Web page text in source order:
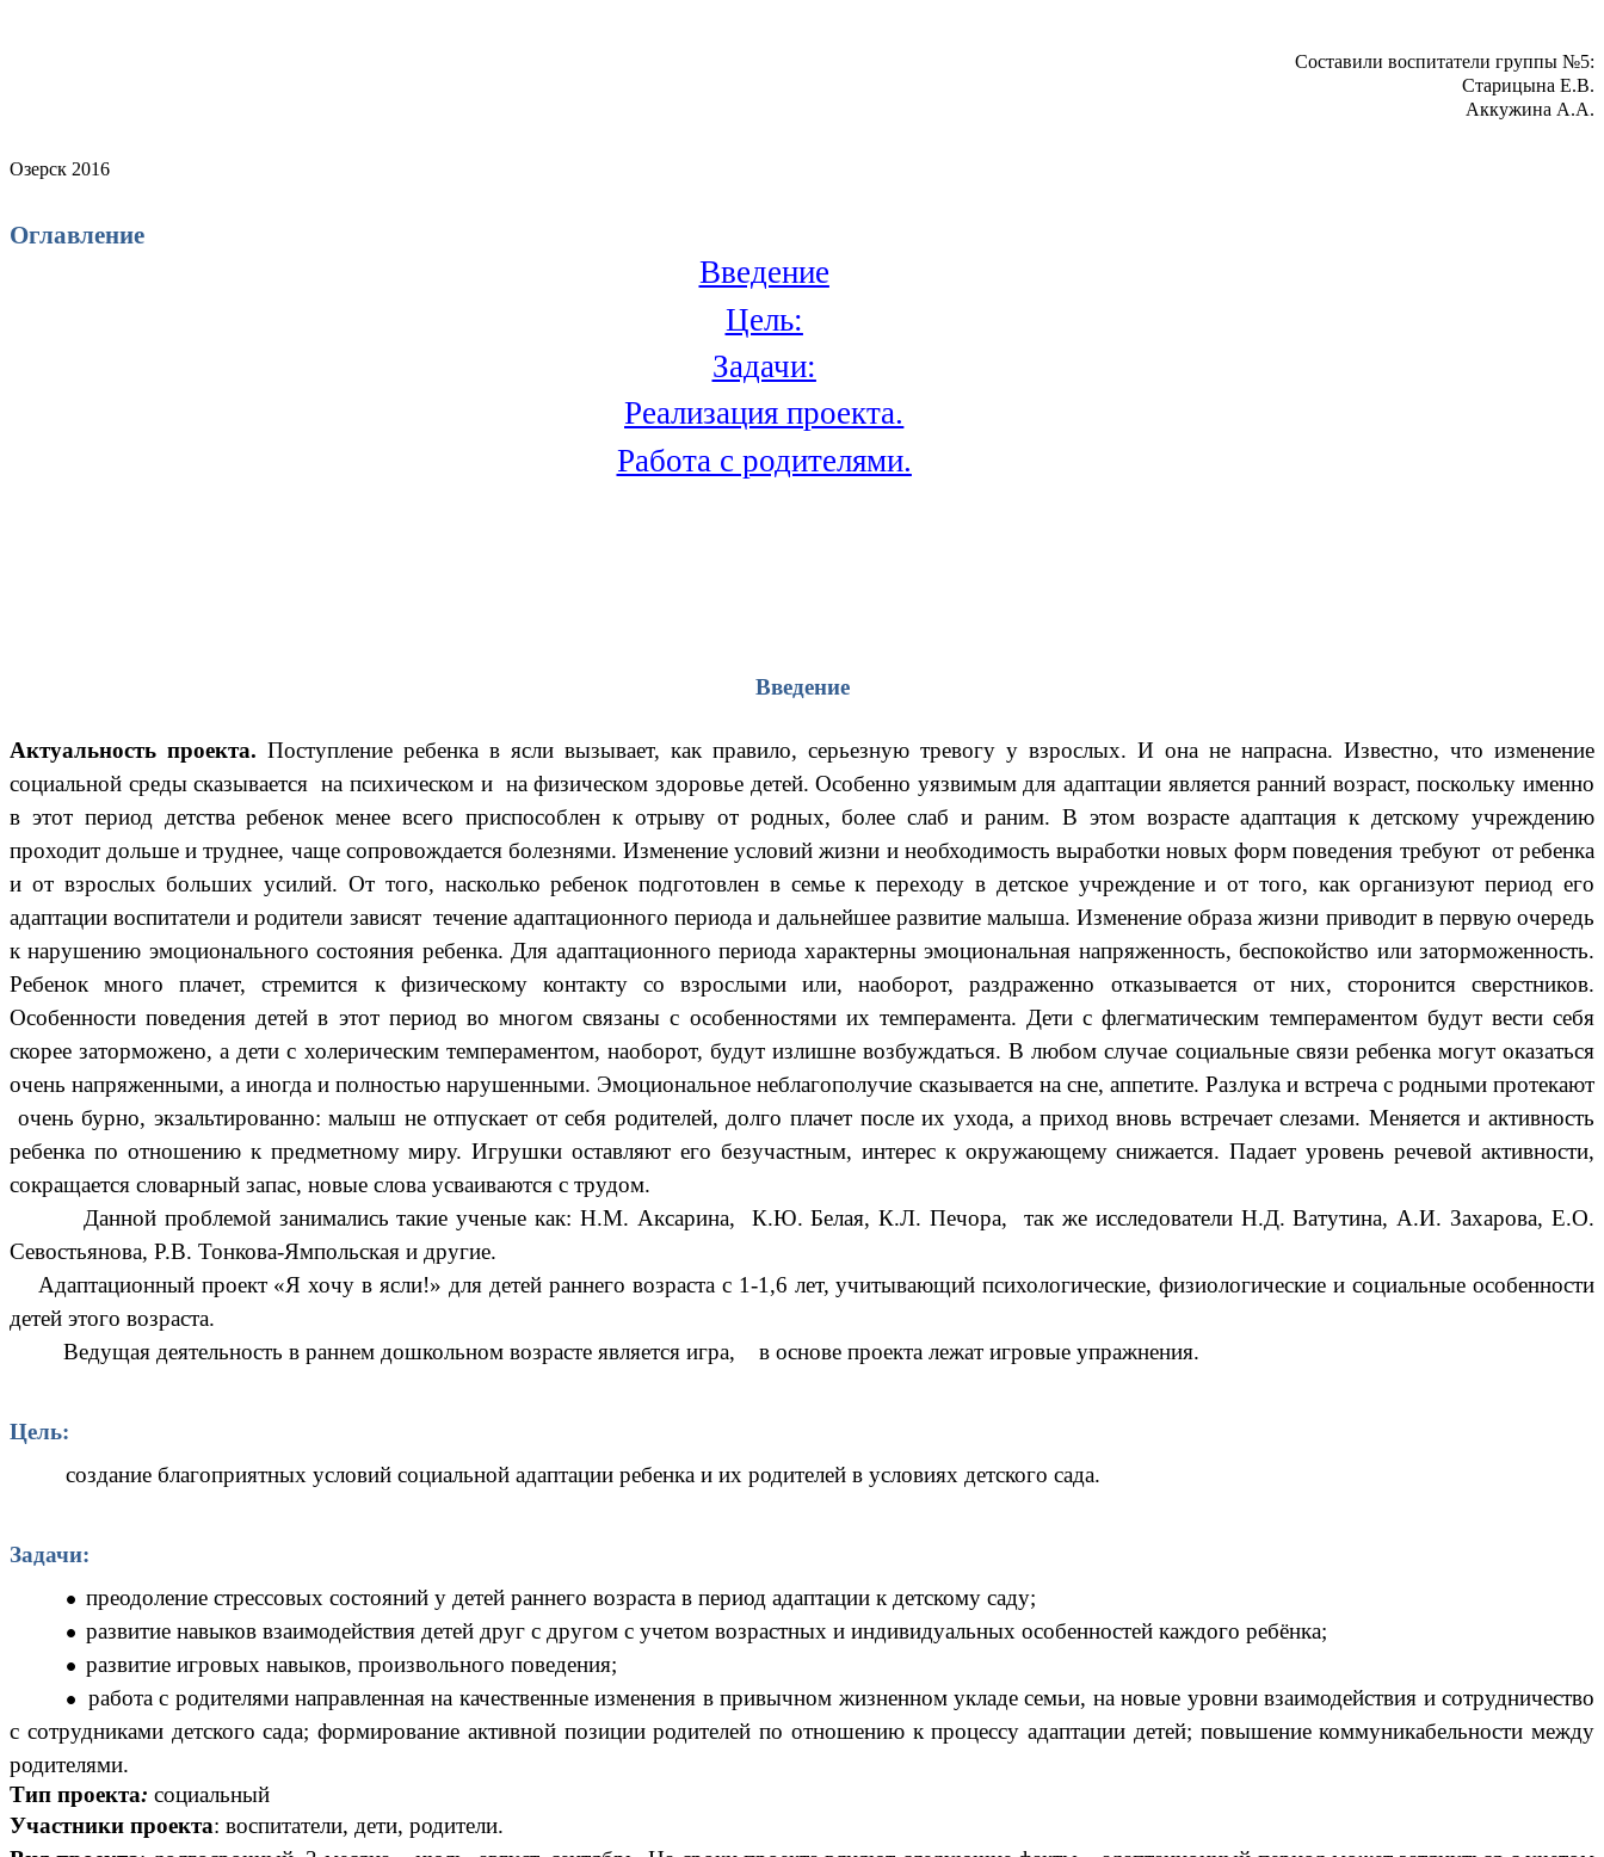
Составили воспитатели группы №5:
Старицына Е.В.
Аккужина А.А.
Озерск 2016
Оглавление
Введение
Цель:
Задачи:
Реализация проекта.
Работа с родителями.
Введение
Актуальность проекта. Поступление ребенка в ясли вызывает, как правило, серьезную тревогу у взрослых. И она не напрасна. Известно, что изменение
социальной среды сказывается на психическом и на физическом здоровье детей. Особенно уязвимым для адаптации является ранний возраст, поскольку именно
в этот период детства ребенок менее всего приспособлен к отрыву от родных, более слаб и раним. В этом возрасте адаптация к детскому учреждению
проходит дольше и труднее, чаще сопровождается болезнями. Изменение условий жизни и необходимость выработки новых форм поведения требуют от ребенка
и от взрослых больших усилий. От того, насколько ребенок подготовлен в семье к переходу в детское учреждение и от того, как организуют период его
адаптации воспитатели и родители зависят течение адаптационного периода и дальнейшее развитие малыша. Изменение образа жизни приводит в первую очередь
к нарушению эмоционального состояния ребенка. Для адаптационного периода характерны эмоциональная напряженность, беспокойство или заторможенность.
Ребенок
много плачет, стремится к физическому контакту со взрослыми или, наоборот,
раздраженно отказывается от них, сторонится сверстников.
Особенности поведения детей в этот период во многом связаны с особенностями их темперамента. Дети с флегматическим темпераментом будут вести себя
скорее заторможено, а дети с холерическим темпераментом, наоборот, будут излишне возбуждаться. В любом случае социальные связи ребенка могут оказаться
очень напряженными, а иногда и полностью нарушенными. Эмоциональное неблагополучие сказывается на сне, аппетите. Разлука и встреча с родными протекают
очень бурно, экзальтированно: малыш не отпускает от себя родителей, долго плачет после их ухода, а приход вновь встречает слезами. Меняется и активность
ребенка по отношению к предметному миру. Игрушки оставляют его безучастным, интерес к окружающему снижается. Падает уровень речевой активности,
сокращается словарный запас, новые слова усваиваются с трудом.
Данной проблемой занимались такие ученые как: Н.М. Аксарина, К.Ю. Белая, К.Л. Печора, так же исследователи Н.Д. Ватутина, А.И. Захарова, Е.О.
Севостьянова, Р.В. Тонкова-Ямпольская и другие.
Адаптационный проект «Я хочу в ясли!» для детей раннего возраста с 1-1,6 лет, учитывающий психологические, физиологические и социальные особенности
детей этого возраста.
Ведущая деятельность в раннем дошкольном возрасте является игра, в основе проекта лежат игровые упражнения.
Цель:
создание благоприятных условий социальной адаптации ребенка и их родителей в условиях детского сада.
Задачи:
преодоление стрессовых состояний у детей раннего возраста в период адаптации к детскому саду;
развитие навыков взаимодействия детей друг с другом с учетом возрастных и индивидуальных особенностей каждого ребёнка;
развитие игровых навыков, произвольного поведения;
работа с родителями направленная на качественные изменения в привычном жизненном укладе семьи, на новые уровни взаимодействия и сотрудничество
с сотрудниками детского сада; формирование активной позиции родителей по отношению к процессу адаптации детей; повышение коммуникабельности между
родителями.
Тип проекта: социальный
Участники проекта: воспитатели, дети, родители.